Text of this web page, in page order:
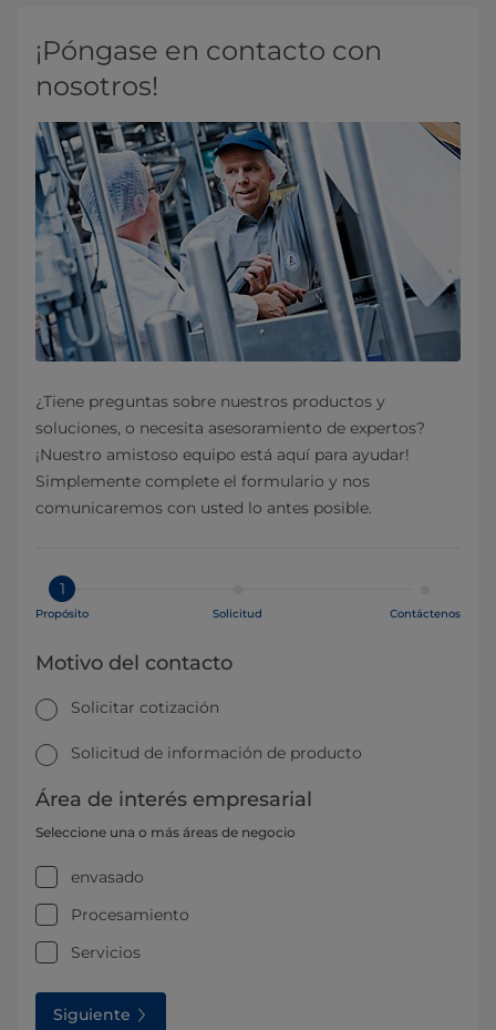
¡Póngase en contacto con
nosotros!
¿Tiene preguntas sobre nuestros productos y
soluciones, o necesita asesoramiento de expertos?
¡Nuestro amistoso equipo está aquí para ayudar!
Simplemente complete el formulario y nos
comunicaremos con usted lo antes posible.
1
Propósito Solicitud Contáctenos
Motivo del contacto
Solicitar cotización
Solicitud de información de producto
Área de interés empresarial
Seleccione una o más áreas de negocio
envasado
Procesamiento
Servicios
Siguiente